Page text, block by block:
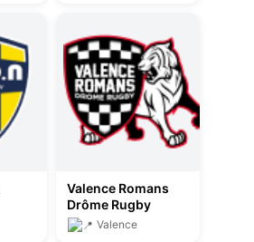
Valence Romans
Drôme Rugby
Valence